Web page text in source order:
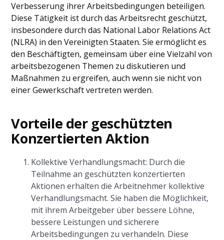
Verbesserung ihrer Arbeitsbedingungen beteiligen.
Diese Tätigkeit ist durch das Arbeitsrecht geschützt,
insbesondere durch das National Labor Relations Act
(NLRA) in den Vereinigten Staaten. Sie ermöglicht es
den Beschäftigten, gemeinsam über eine Vielzahl von
arbeitsbezogenen Themen zu diskutieren und
Maßnahmen zu ergreifen, auch wenn sie nicht von
einer Gewerkschaft vertreten werden.
Vorteile der geschützten
Konzertierten Aktion
Kollektive Verhandlungsmacht: Durch die
Teilnahme an geschützten konzertierten
Aktionen erhalten die Arbeitnehmer kollektive
Verhandlungsmacht. Sie haben die Möglichkeit,
mit ihrem Arbeitgeber über bessere Löhne,
bessere Leistungen und sicherere
Arbeitsbedingungen zu verhandeln. Diese